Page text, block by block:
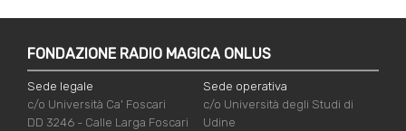
FONDAZIONE RADIO MAGICA ONLUS
Sede legale
c/o Università Ca' Foscari
DD 3246 - Calle Larga Foscari
Sede operativa
c/o Università degli Studi di
Udine